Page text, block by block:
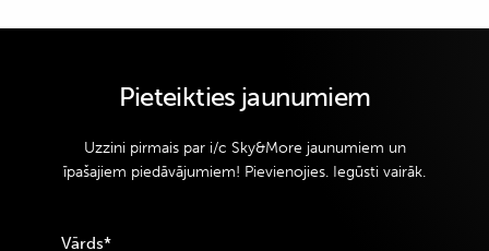
Pieteikties jaunumiem
Uzzini pirmais par i/c Sky&More jaunumiem un
īpašajiem piedāvājumiem! Pievienojies. Iegūsti vairāk.